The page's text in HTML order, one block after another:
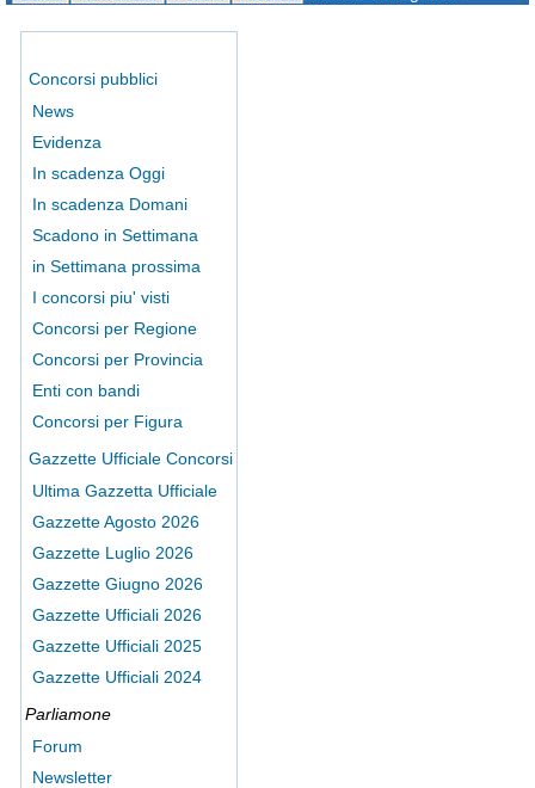
Concorsi pubblici
News
Evidenza
In scadenza Oggi
In scadenza Domani
Scadono in Settimana
in Settimana prossima
I concorsi piu' visti
Concorsi per Regione
Concorsi per Provincia
Enti con bandi
Concorsi per Figura
Gazzette Ufficiale Concorsi
Ultima Gazzetta Ufficiale
Gazzette Agosto 2026
Gazzette Luglio 2026
Gazzette Giugno 2026
Gazzette Ufficiali 2026
Gazzette Ufficiali 2025
Gazzette Ufficiali 2024
Parliamone
Forum
Newsletter